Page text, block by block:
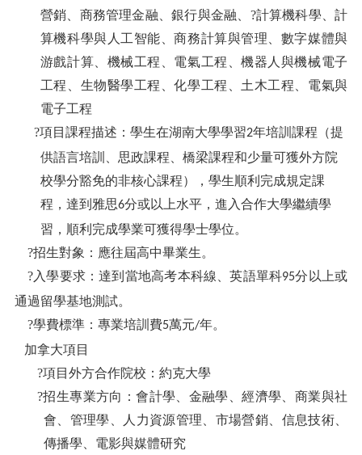
營銷、商務管理金融、銀行與金融、 ?計算機科學、計
算機科學與人工智能、商務計算與管理、數字媒體與
游戲計算、機械工程、電氣工程、機器人與機械電子
工程、生物醫學工程、化學工程、土木工程、電氣與
電子工程
?項目課程描述：學生在湖南大學學習2年培訓課程（提
供語言培訓、思政課程、橋梁課程和少量可獲外方院
校學分豁免的非核心課程），學生順利完成規定課
程，達到雅思6分或以上水平，進入合作大學繼續學
習，順利完成學業可獲得學士學位。
?招生對象：應往屆高中畢業生。
?入學要求：達到當地高考本科線、英語單科95分以上或
通過留學基地測試。
?學費標準：專業培訓費5萬元/年。
加拿大項目
?項目外方合作院校：約克大學
?招生專業方向：會計學、金融學、經濟學、商業與社
會、管理學、人力資源管理、市場營銷、信息技術、
傳播學、電影與媒體研究